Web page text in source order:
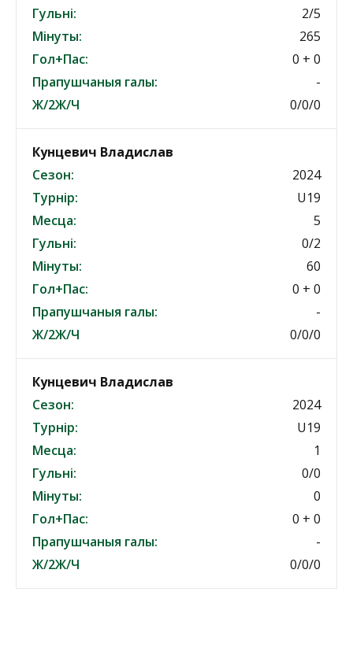
Гульні:
2/5
Мінуты:
265
Гол+Пас:
0 + 0
Прапушчаныя галы:
-
Ж/2Ж/Ч
0/0/0
Кунцевич Владислав
Сезон:
2024
Турнір:
U19
Месца:
5
Гульні:
0/2
Мінуты:
60
Гол+Пас:
0 + 0
Прапушчаныя галы:
-
Ж/2Ж/Ч
0/0/0
Кунцевич Владислав
Сезон:
2024
Турнір:
U19
Месца:
1
Гульні:
0/0
Мінуты:
0
Гол+Пас:
0 + 0
Прапушчаныя галы:
-
Ж/2Ж/Ч
0/0/0